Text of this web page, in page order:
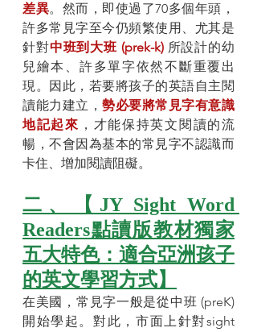
差異。然而，即使過了70多個年頭，
許多常見字至今仍頻繁使用、尤其是
針對中班到大班 (prek-k) 所設計的幼
兒繪本、許多單字依然不斷重覆出
現。因此，若要將孩子的英語自主閱
讀能力建立，勢必要將常見字有意識
地記起來 ，才能保持英文閱讀的流
暢，不會因為基本的常見字不認識而
卡住、增加閱讀阻礙。
二、【JY Sight Word
Readers點讀版教材獨家
五大特色：適合亞洲孩子
的英文學習方式】
在美國，常見字一般是從中班 (preK)
開始學起。對此，市面上針對sight